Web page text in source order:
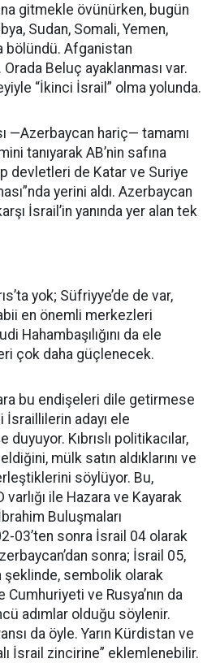
gitmekle övünürken, bugün
Sudan, Somali, Yemen,
bölündü. Afganistan
Beluç ayaklanması var.
“İkinci İsrail” olma yolunda.
—Azerbaycan hariç— tamamı
tanıyarak AB’nin safına
devletleri de Katar ve Suriye
yerini aldı. Azerbaycan
İsrail’in yanında yer alan tek
yok; Süfriyye’de de var,
en önemli merkezleri
Hahambaşılığını da ele
çok daha güçlenecek.
bu endişeleri dile getirmese
İsraillilerin adayı ele
Kıbrıslı politikacılar,
mülk satın aldıklarını ve
söylüyor. Bu,
varlığı ile Hazara ve Kayarak
Buluşmaları
03’ten sonra İsrail 04 olarak
sonra; İsrail 05,
şeklinde, sembolik olarak
ve Rusya’nın da
adımlar olduğu söylenir.
da öyle. Yarın Kürdistan ve
İsrail zincirine” eklemlenebilir.